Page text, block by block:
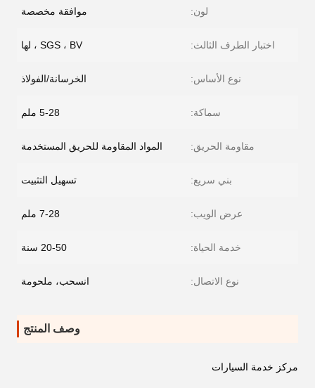
لون: موافقة مخصصة
اختبار الطرف الثالث: SGS ، BV ، لها
نوع الأساس: الخرسانة/الفولاذ
سماكة: 5-28 ملم
مقاومة الحريق: المواد المقاومة للحريق المستخدمة
بني سريع: تسهيل التثبيت
عرض الويب: 7-28 ملم
خدمة الحياة: 20-50 سنة
نوع الاتصال: انسحب، ملحومة
وصف المنتج
مركز خدمة السيارات